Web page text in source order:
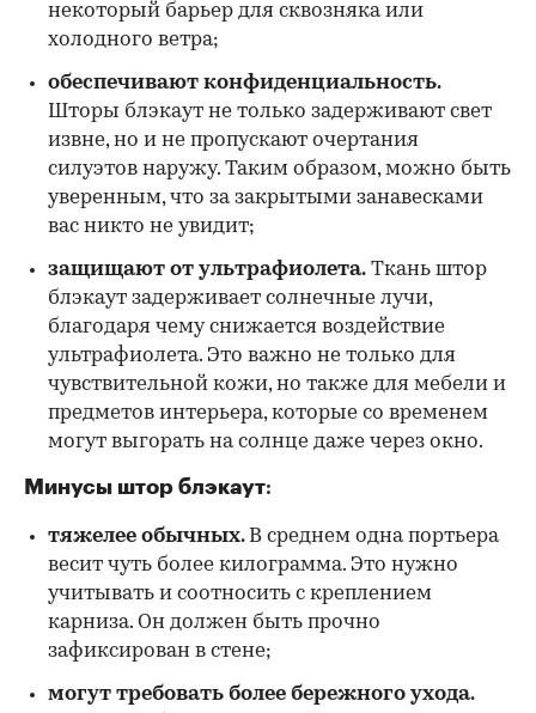
некоторый барьер для сквозняка или
холодного ветра;
обеспечивают конфиденциальность.
Шторы блэкаут не только задерживают свет
извне, но и не пропускают очертания
силуэтов наружу. Таким образом, можно быть
уверенным, что за закрытыми занавесками
вас никто не увидит;
защищают от ультрафиолета. Ткань штор
блэкаут задерживает солнечные лучи,
благодаря чему снижается воздействие
ультрафиолета. Это важно не только для
чувствительной кожи, но также для мебели и
предметов интерьера, которые со временем
могут выгорать на солнце даже через окно.
Минусы штор блэкаут:
тяжелее обычных. В среднем одна портьера
весит чуть более килограмма. Это нужно
учитывать и соотносить с креплением
карниза. Он должен быть прочно
зафиксирован в стене;
могут требовать более бережного ухода.